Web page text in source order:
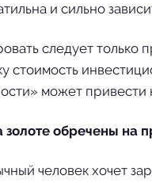
и сильно
следует только
стоимость
может
золоте обречены на
человек хочет